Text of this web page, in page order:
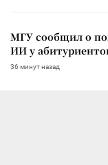
МГУ сообщил о
ИИ у
36 минут назад